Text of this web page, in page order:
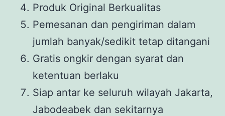
Produk Original Berkualitas
Pemesanan dan pengiriman dalam
jumlah banyak/sedikit tetap ditangani
Gratis ongkir dengan syarat dan
ketentuan berlaku
Siap antar ke seluruh wilayah Jakarta,
Jabodeabek dan sekitarnya